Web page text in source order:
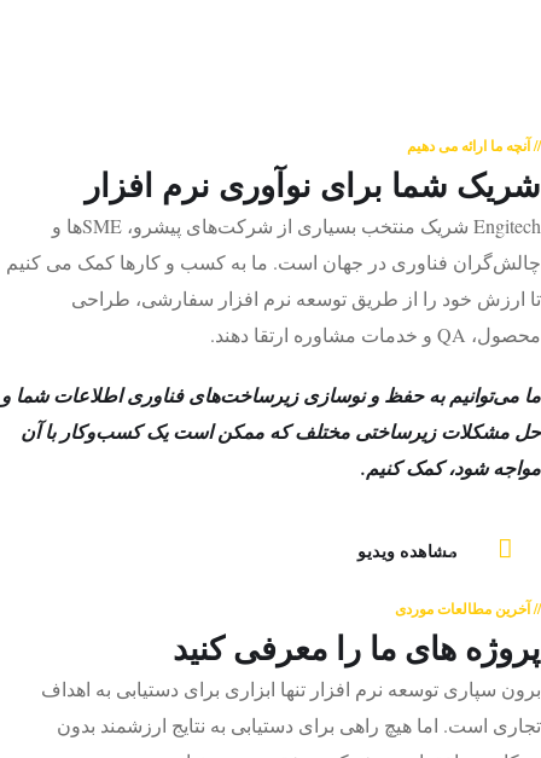
// آنچه ما ارائه می دهیم
شریک شما برای نوآوری نرم افزار
Engitech شریک منتخب بسیاری از شرکت‌های پیشرو، SMEها و
چالش‌گران فناوری در جهان است. ما به کسب و کارها کمک می کنیم
تا ارزش خود را از طریق توسعه نرم افزار سفارشی، طراحی
محصول، QA و خدمات مشاوره ارتقا دهند.
ما می‌توانیم به حفظ و نوسازی زیرساخت‌های فناوری اطلاعات شما و
حل مشکلات زیرساختی مختلف که ممکن است یک کسب‌وکار با آن
مواجه شود، کمک کنیم.
مشاهده ویدیو
// آخرین مطالعات موردی
پروژه های ما را معرفی کنید
برون سپاری توسعه نرم افزار تنها ابزاری برای دستیابی به اهداف
تجاری است. اما هیچ راهی برای دستیابی به نتایج ارزشمند بدون